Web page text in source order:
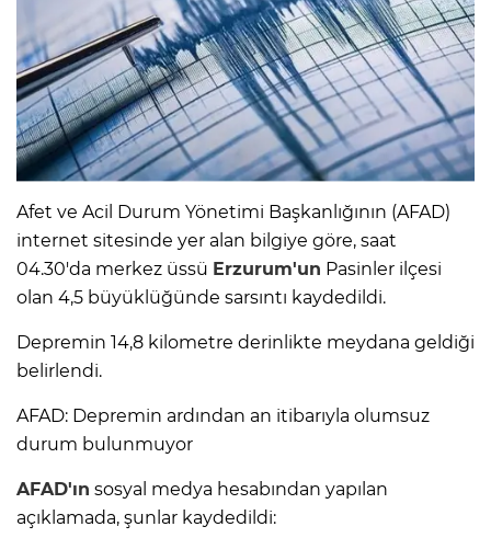
Afet ve Acil Durum Yönetimi Başkanlığının (AFAD)
internet sitesinde yer alan bilgiye göre, saat
04.30'da merkez üssü Erzurum'un Pasinler ilçesi
olan 4,5 büyüklüğünde sarsıntı kaydedildi.
Depremin 14,8 kilometre derinlikte meydana geldiği
belirlendi.
AFAD: Depremin ardından an itibarıyla olumsuz
durum bulunmuyor
AFAD'ın sosyal medya hesabından yapılan
açıklamada, şunlar kaydedildi: